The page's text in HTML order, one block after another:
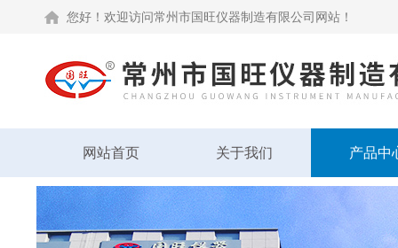
您好！欢迎访问常州市国旺仪器制造有限公司网站！
网站首页 关于我们 产品中